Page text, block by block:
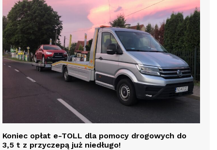
Koniec opłat e-TOLL dla pomocy drogowych do
3,5 t z przyczepą już niedługo!